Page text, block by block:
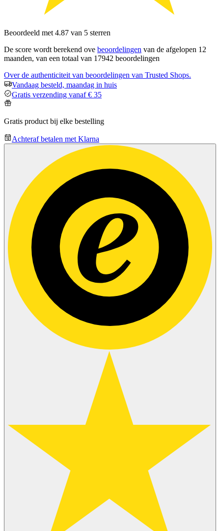
Beoordeeld met 4.87 van 5 sterren
De score wordt berekend ove beoordelingen van de afgelopen 12
maanden, van een totaal van 17942 beoordelingen
Over de authenticiteit van beoordelingen van Trusted Shops.
Vandaag besteld, maandag in huis
Gratis verzending vanaf € 35
Gratis product bij elke bestelling
Achteraf betalen met Klarna